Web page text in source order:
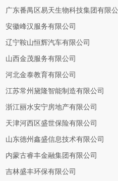
广东番禺区易天生物科技集团有限公
安徽峰汉服务有限公司
辽宁鞍山恒辉汽车有限公司
山西金茂服务有限公司
河北金泰教育有限公司
江苏常州黛隆智能制造有限公司
浙江丽水安宁房地产有限公司
天津河西区盛世保险有限公司
山东德州鑫盛信息技术有限公司
内蒙古睿丰金融集团有限公司
吉林盛丰环保有限公司